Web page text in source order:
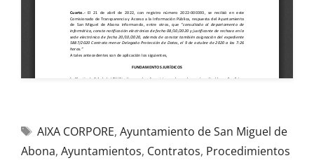
AIXA CORPORE, Ayuntamiento de San Miguel de
Abona, Ayuntamientos, Contratos, Procedimientos